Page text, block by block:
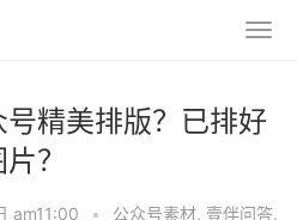
精美排版？已排好
？
am11:00 • 公众号素材, 壹伴问答,